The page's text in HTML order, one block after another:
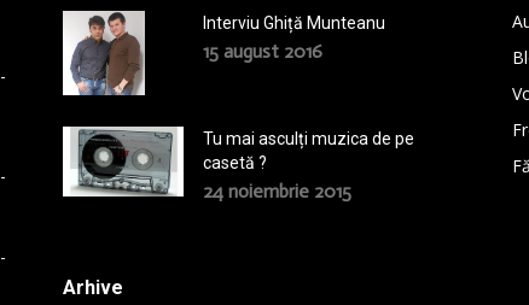
Interviu Ghiță Munteanu
15 august 2016
Tu mai asculți muzica de pe
casetă ?
24 noiembrie 2015
Arhive